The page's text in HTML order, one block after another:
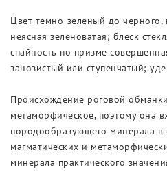
Цвет темно-зеленый до черного,
неясная зеленоватая; блеск
спайность по призме
занозистый или ступенчатый;
Происхождение роговой
метаморфическое, поэтому она
породообразующего минерала в
магматических и
минерала практического